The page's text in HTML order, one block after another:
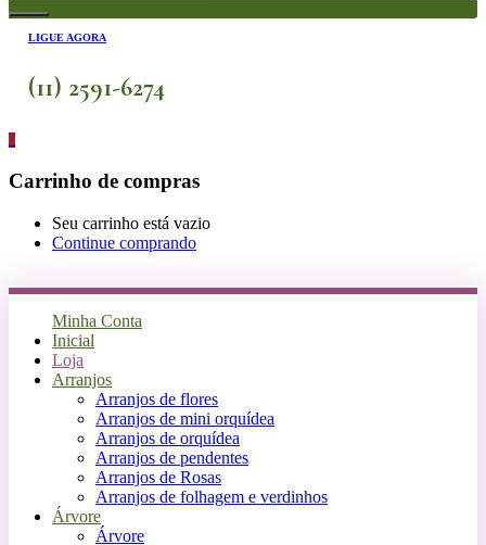
LIGUE AGORA
(11) 2591-6274
0
Carrinho de compras
Seu carrinho está vazio
Continue comprando
Minha Conta
Inicial
Loja
Arranjos
Arranjos de flores
Arranjos de mini orquídea
Arranjos de orquídea
Arranjos de pendentes
Arranjos de Rosas
Arranjos de folhagem e verdinhos
Árvore
Árvore